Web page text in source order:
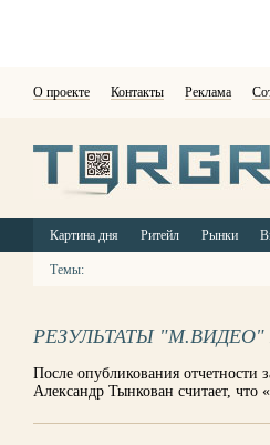
О проекте Контакты Реклама
Картина дня Ритейл Рынки
Темы:
РЕЗУЛЬТАТЫ
После опубликования
Александр Тынкован считает, что